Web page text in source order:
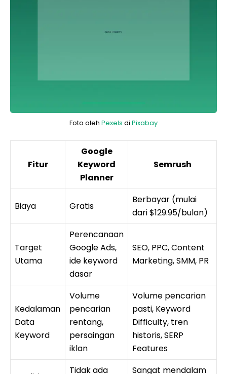
Foto oleh Pexels di Pixabay
Fitur
Google
Keyword
Planner
Semrush
Biaya Gratis
Berbayar (mulai
dari $129.95/bulan)
Target
Utama
Perencanaan
Google Ads,
ide keyword
dasar
SEO, PPC, Content
Marketing, SMM, PR
Kedalaman
Data
Keyword
Volume
pencarian
rentang,
persaingan
iklan
Volume pencarian
pasti, Keyword
Difficulty, tren
historis, SERP
Features
Tidak ada
Sangat mendalam